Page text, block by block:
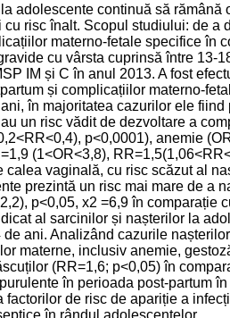
adolescente continuă să
risc înalt. Scopul studiului: de a
materno-fetale specifice în
cu vârsta cuprinsă între 13-
IM și C în anul 2013. A fost
și complicațiilor materno-
în majoritatea cazurilor ele
un risc vădit de dezvoltare a
p<0,0001), anemie
(1<OR<3,8),
calea vaginală, cu risc scăzut al
prezintă un risc mai mare de a
p<0,05, x2 =6,9 în comparație
al sarcinilor și nașterilor la
ani. Analizând cazurile
materne, inclusiv anemie,
(RR=1,6; p<0,05) în
în perioada post-partum
de risc de apariție a
în rândul adolescentelor.